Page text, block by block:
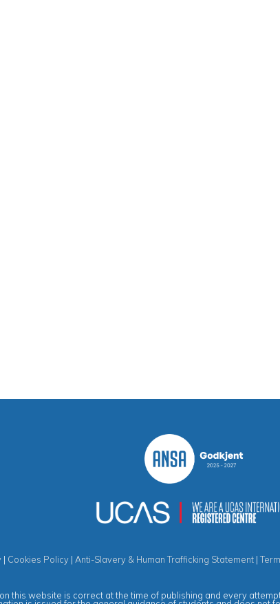
| Cookies Policy | Anti-Slavery & Human Trafficking Statement |
this website is correct at the time of publishing and every